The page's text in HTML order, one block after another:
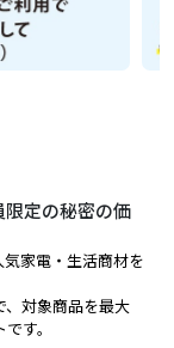
定の秘密の価
家電・生活商材を
対象商品を最大
す。